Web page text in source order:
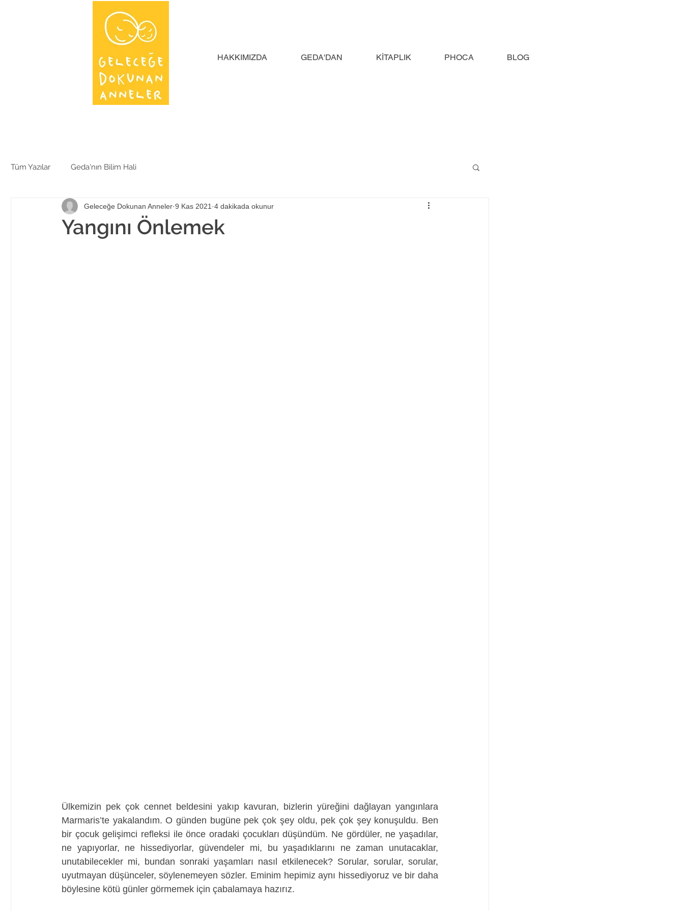
HAKKIMIZDA GEDA'DAN KİTAPLIK PHOCA BLOG
Tüm Yazılar Geda'nın Bilim Hali
Yangını Önlemek
Geleceğe Dokunan Anneler 9 Kas 2021 4 dakikada okunur
Ülkemizin pek çok cennet beldesini yakıp kavuran, bizlerin yüreğini dağlayan yangınlara
Marmaris’te yakalandım. O günden bugüne pek çok şey oldu, pek çok şey konuşuldu. Ben
bir çocuk gelişimci refleksi ile önce oradaki çocukları düşündüm. Ne gördüler, ne yaşadılar,
ne yapıyorlar, ne hissediyorlar, güvendeler mi, bu yaşadıklarını ne zaman unutacaklar,
unutabilecekler mi, bundan sonraki yaşamları nasıl etkilenecek? Sorular, sorular, sorular,
uyutmayan düşünceler, söylenemeyen sözler. Eminim hepimiz aynı hissediyoruz ve bir daha
böylesine kötü günler görmemek için çabalamaya hazırız.